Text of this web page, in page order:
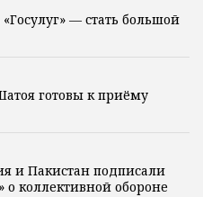
— стать большой
готовы к приёму
и Пакистан подписали
о коллективной обороне